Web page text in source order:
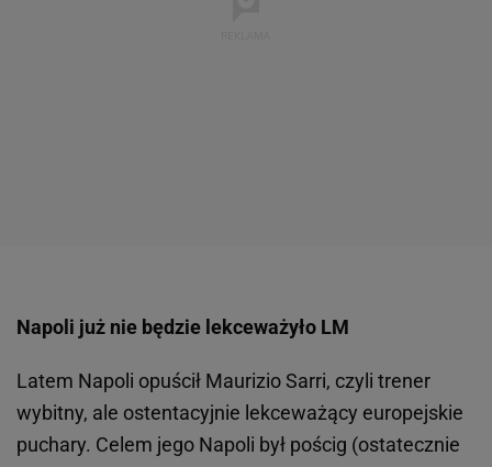
Napoli już nie będzie lekceważyło LM
Latem Napoli opuścił Maurizio Sarri, czyli trener
wybitny, ale ostentacyjnie lekceważący europejskie
puchary. Celem jego Napoli był pościg (ostatecznie